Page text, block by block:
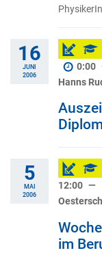
16
JUNI
2006
0:00
Hanns
5
MAI
2006
12:00 —
im